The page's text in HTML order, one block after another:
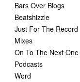
Bars Over Blogs
Beatshizzle
Just For The Record
Mixes
On To The Next One
Podcasts
Word